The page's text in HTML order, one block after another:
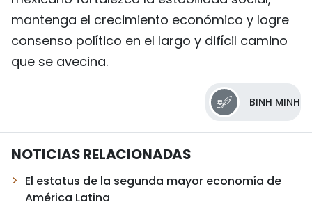
mantenga el crecimiento económico y logre
consenso político en el largo y difícil camino
que se avecina.
BINH MINH
NOTICIAS RELACIONADAS
El estatus de la segunda mayor economía de
América Latina